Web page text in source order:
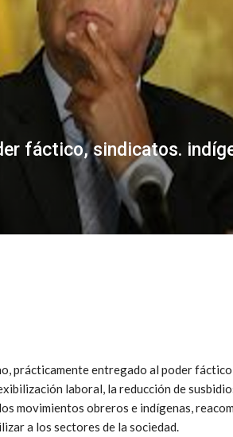
fáctico, sindicatos.
prácticamente entregado al poder
laboral, la reducción de
movimientos obreros e indígenas,
a los sectores de la sociedad.